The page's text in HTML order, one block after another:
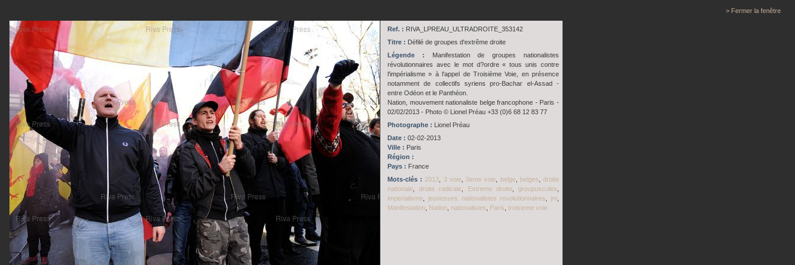
> Fermer la fenêtre
Ref. : RIVA_LPREAU_ULTRADROITE_353142
Titre : Défilé de groupes d'extrême droite
Légende : Manifestation de groupes nationalistes
révolutionnaires avec le mot d?ordre « tous unis contre
l'impérialisme » à l'appel de Troisième Voie, en présence
notamment de collectifs syriens pro-Bachar el-Assad -
entre Odéon et le Panthéon.
Nation, mouvement nationaliste belge francophone - Paris -
02/02/2013 - Photo © Lionel Préau +33 (0)6 68 12 83 77
Photographe : Lionel Préau
Date : 02-02-2013
Ville : Paris
Région :
Pays : France
Mots-clés : 2013 3 voie,3eme voie belge, belges ,droite
nationale ,droite radicale Extreme droite,groupuscules
imperialisme
jeunesses nationalistes revolutionnaires jnr,
Manifestation Nation nationalistes Paris troisieme voie